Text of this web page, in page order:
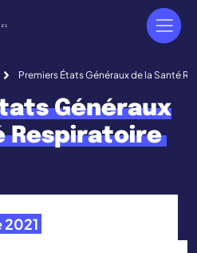
Premiers États Généraux de la Santé
Généraux
Respiratoire